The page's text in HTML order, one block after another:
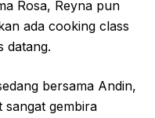
Rosa, Reyna pun
ada cooking class
datang.
bersama Andin,
sangat gembira